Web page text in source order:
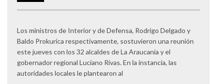
Los ministros de Interior y de Defensa, Rodrigo Delgado y
Baldo Prokurica respectivamente, sostuvieron una reunión
este jueves con los 32 alcaldes de La Araucanía y el
gobernador regional Luciano Rivas. En la instancia, las
autoridades locales le plantearon al